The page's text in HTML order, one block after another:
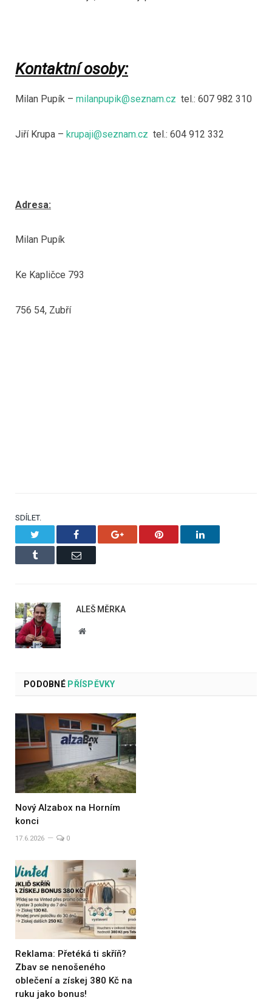
Kontaktní osoby:
Milan Pupík – milanpupik@seznam.cz tel.: 607 982 310
Jiří Krupa – krupaji@seznam.cz tel.: 604 912 332
Adresa:
Milan Pupík
Ke Kapličce 793
756 54, Zubří
SDÍLET.
Facebook Google+ Pinterest LinkedIn
Tumblr Email
ALEŠ MĚRKA
Website
PODOBNÉPŘÍSPĚVKY
Nový Alzabox na Horním
konci
17.6.2026 0
Reklama: Přetéká ti skříň?
Zbav se nenošeného
oblečení a získej 380 Kč na
ruku jako bonus!